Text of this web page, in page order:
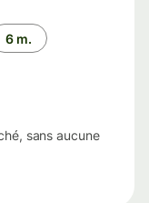
6 m.
sans aucune